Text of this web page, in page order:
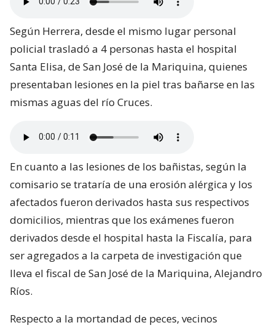
Según Herrera, desde el mismo lugar personal
policial trasladó a 4 personas hasta el hospital
Santa Elisa, de San José de la Mariquina, quienes
presentaban lesiones en la piel tras bañarse en las
mismas aguas del río Cruces.
En cuanto a las lesiones de los bañistas, según la
comisario se trataría de una erosión alérgica y los
afectados fueron derivados hasta sus respectivos
domicilios, mientras que los exámenes fueron
derivados desde el hospital hasta la Fiscalía, para
ser agregados a la carpeta de investigación que
lleva el fiscal de San José de la Mariquina, Alejandro
Ríos.
Respecto a la mortandad de peces, vecinos